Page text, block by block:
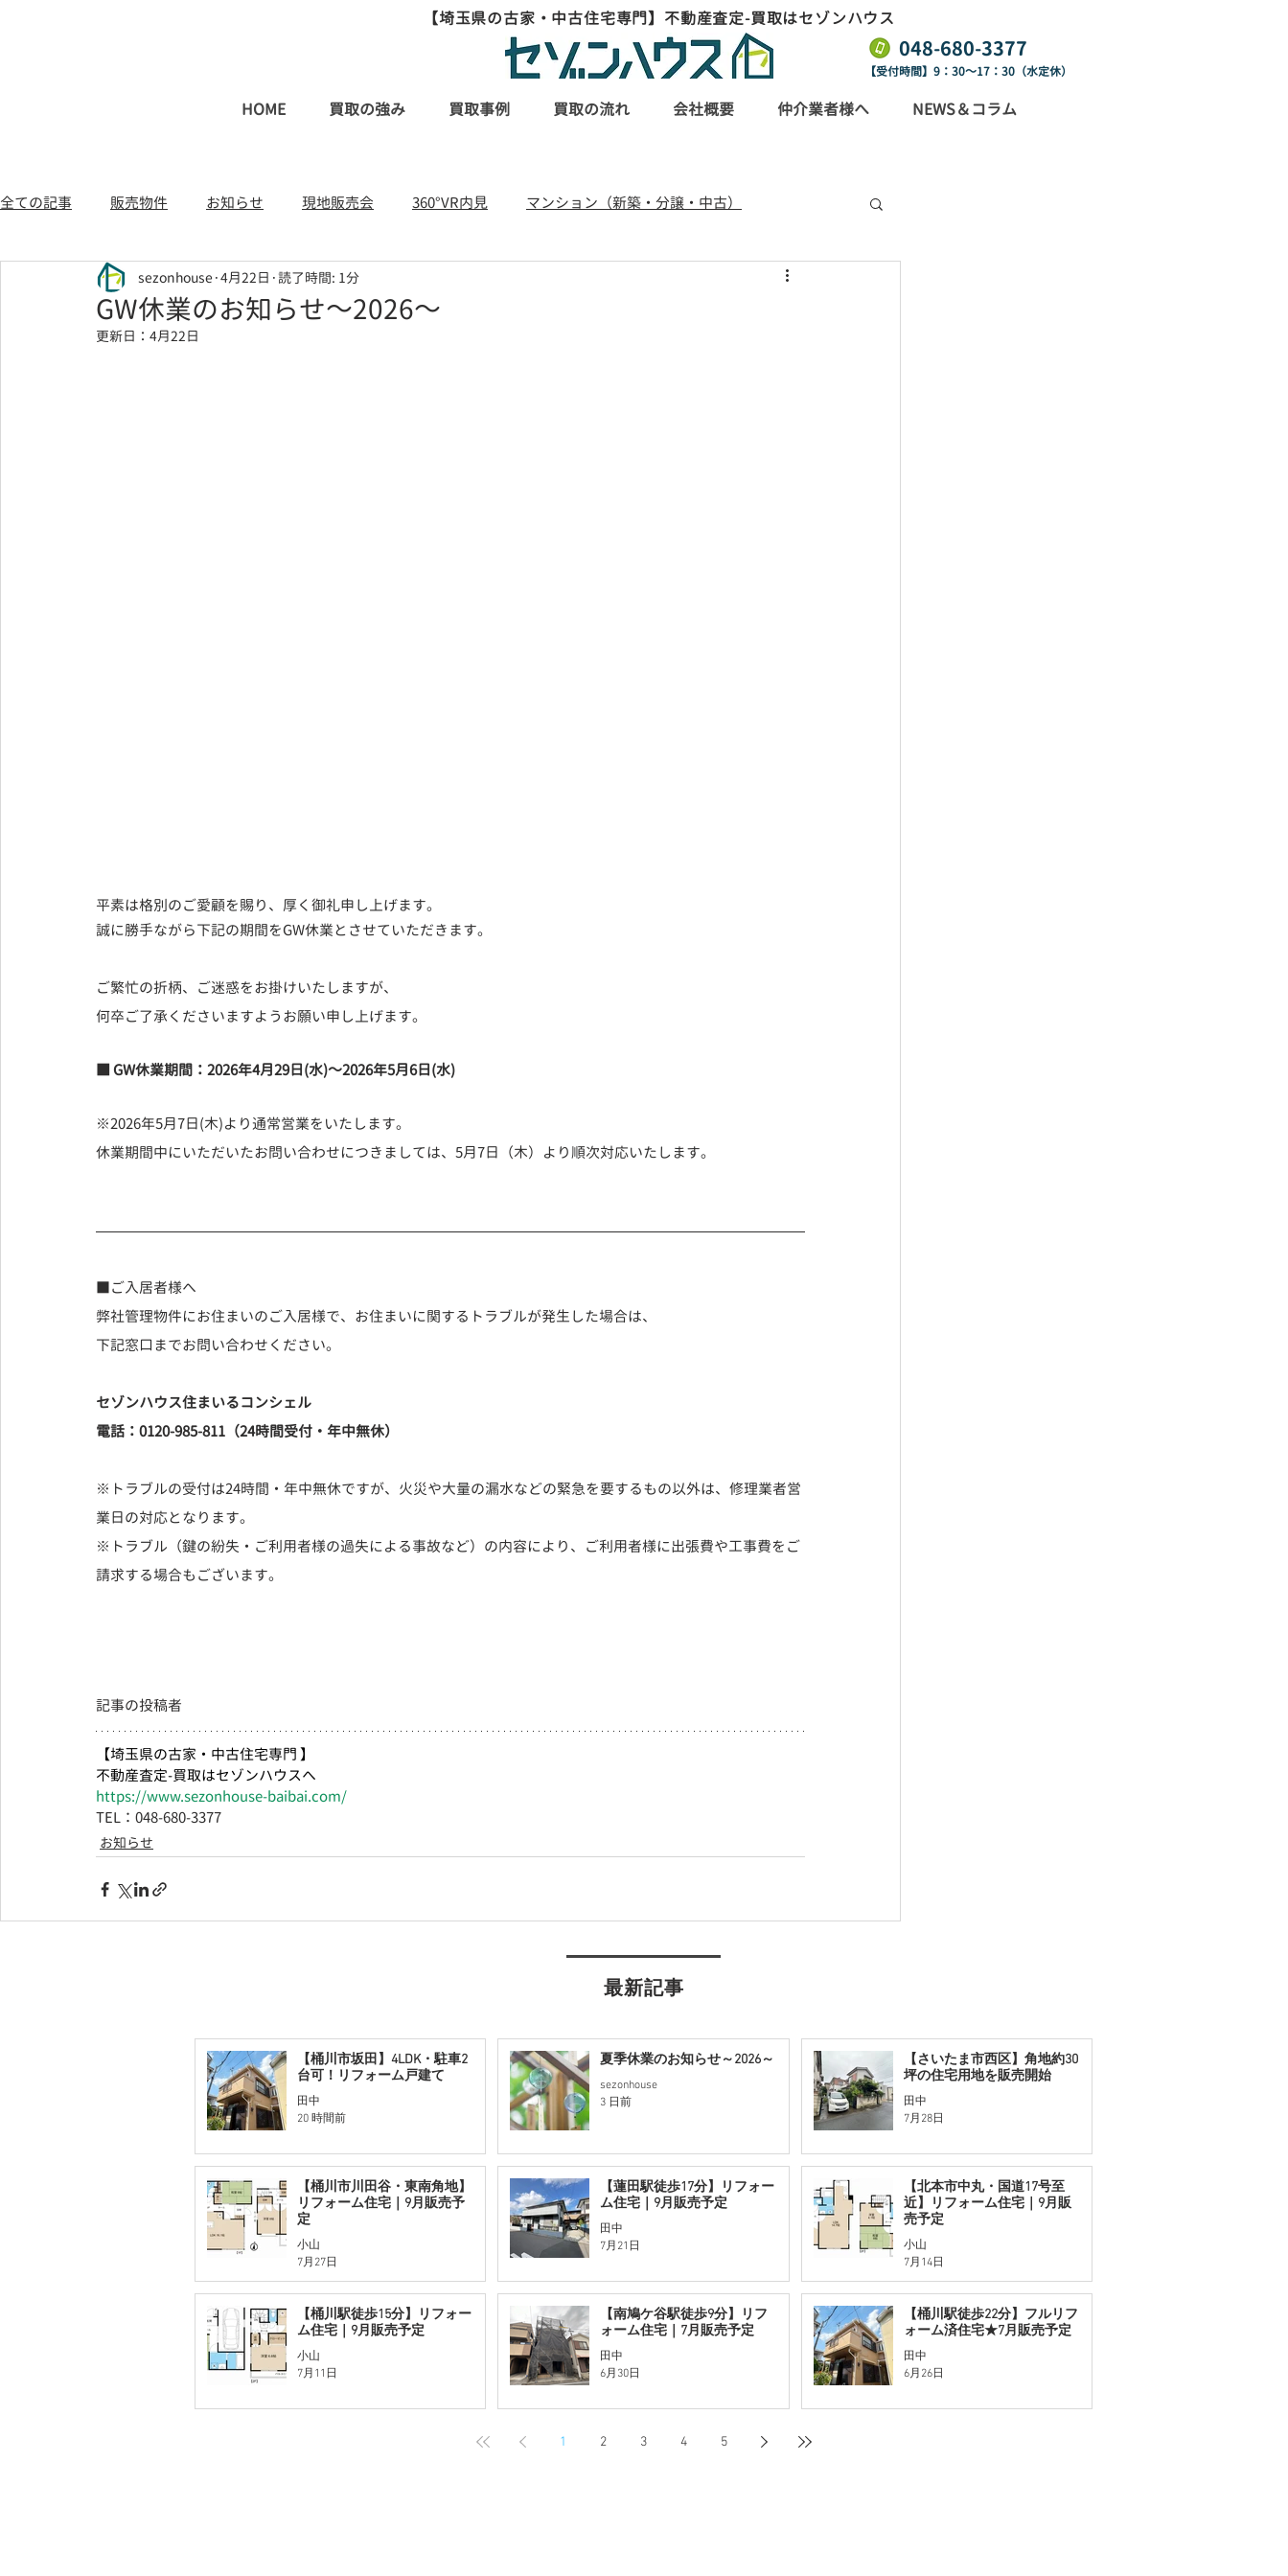
【埼玉県の古家・中古住宅専門】不動産査定-買取はセゾンハウス
​048-680-3377
【受付時間】9：30～17：30（水定休）
HOME 買取の強み 買取事例 買取の流れ 会社概要 仲介業者様へ NEWS＆コラム
全ての記事 販売物件 お知らせ 現地販売会 360°VR内見 マンション（新築・分譲・中古）
一戸建て（新築・中古） 土地 不動産コラム
GW休業のお知らせ～2026～
sezonhouse 4月22日 読了時間: 1分
更新日： 4月22日
平素は格別のご愛顧を賜り、厚く御礼申し上げます。
誠に勝手ながら下記の期間をGW休業とさせていただきます。
ご繁忙の折柄、ご迷惑をお掛けいたしますが、
何卒ご了承くださいますようお願い申し上げます。
■ GW休業期間：2026年4月29日(水)～2026年5月6日(水)
※2026年5月7日(木)より通常営業をいたします。
休業期間中にいただいたお問い合わせにつきましては、5月7日（木）より順次対応いたします。
■ご入居者様へ
弊社管理物件にお住まいのご入居様で、お住まいに関するトラブルが発生した場合は、
下記窓口までお問い合わせください。
セゾンハウス住まいるコンシェル
電話：0120-985-811（24時間受付・年中無休）
※トラブルの受付は24時間・年中無休ですが、火災や大量の漏水などの緊急を要するもの以外は、修理業者営
業日の対応となります。
※トラブル（鍵の紛失・ご利用者様の過失による事故など）の内容により、ご利用者様に出張費や工事費をご
請求する場合もございます。
記事の投稿者
【埼玉県の古家・中古住宅専門 】
不動産査定-買取はセゾンハウスへ
https://www.sezonhouse-baibai.com/
TEL：048-680-3377
お知らせ
最新記事
【桶川市坂田】4LDK・駐車2
台可！リフォーム戸建て
田中
20 時間前
夏季休業のお知らせ～2026～
sezonhouse
3 日前
【さいたま市西区】角地約30
坪の住宅用地を販売開始
田中
7月28日
【桶川市川田谷・東南角地】
リフォーム住宅｜9月販売予
定
小山
7月27日
【蓮田駅徒歩17分】リフォー
ム住宅｜9月販売予定
田中
7月21日
【北本市中丸・国道17号至
近】リフォーム住宅｜9月販
売予定
小山
7月14日
【桶川駅徒歩15分】リフォー
ム住宅｜9月販売予定
小山
7月11日
【南鳩ケ谷駅徒歩9分】リフ
ォーム住宅｜7月販売予定
田中
6月30日
【桶川駅徒歩22分】フルリフ
ォーム済住宅★7月販売予定
田中
6月26日
1 2 3 4 5